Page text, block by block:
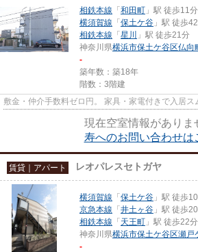
相鉄本線 「 和田町 」駅 徒歩11分
横須賀線 「 保土ケ谷 」駅 徒歩
相鉄本線 「 星川
」駅 徒歩21分
神奈川県横浜市保土ケ谷区仏向
-
築年数：築18年
階数：3階建
敷金・仲介手数料ゼロ円。 家具・家電付きで入居ス
現在空室情報がありま
寿へのお問い合わせは
賃貸｜アパート レオパレスセトガヤ
横須賀線 「 保土ケ谷 」駅 徒歩
京急本線 「 井土ヶ谷 」駅 徒歩
相鉄本線 「 天王町 」駅 徒歩22分
神奈川県横浜市保土ケ谷区瀬戸
-